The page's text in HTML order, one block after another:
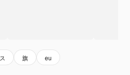
旗 eu